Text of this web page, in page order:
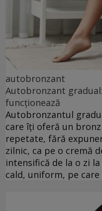
autobronzant
Autobronzant
funcționează
Autobronzantul
care îți oferă un
repetate, fără
zilnic, ca pe o cremă
intensifică de la o zi
cald, uniform, pe